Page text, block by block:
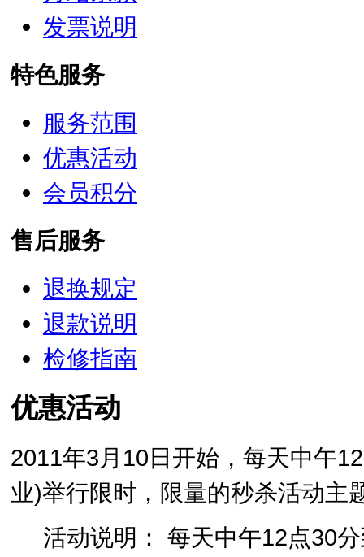
发票说明
特色服务
服务范围
优惠活动
会员积分
售后服务
退换规定
退款说明
检修指南
优惠活动
2011年3月10日开始，每天中午
业)举行限时，限量的秒杀活动主
活动说明： 每天中午12点30分